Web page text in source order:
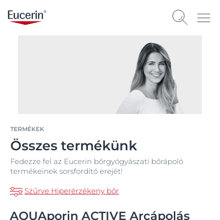
TERMÉKEK
Összes termékünk
Fedezze fel az Eucerin bőrgyógyászati bőrápoló
termékeinek sorsfordító erejét!
Szűrve Hiperérzékeny bőr
AQUAporin ACTIVE Arcápolás